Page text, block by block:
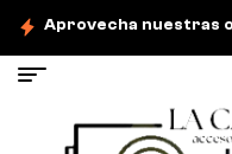
Aprovecha nuestras